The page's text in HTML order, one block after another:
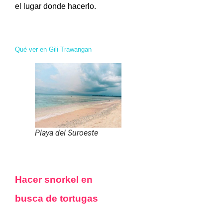
el lugar donde hacerlo.
Qué ver en Gili Trawangan
Playa del Suroeste
Hacer snorkel en
busca de tortugas